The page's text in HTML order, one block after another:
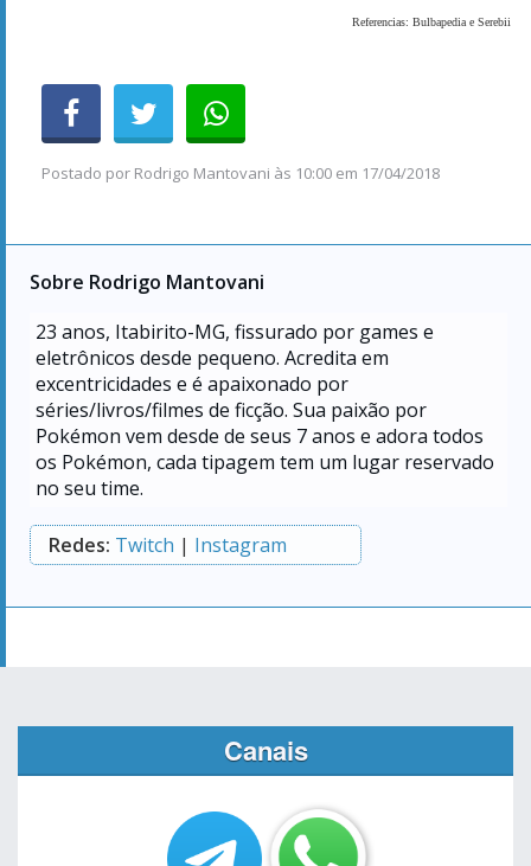
Referencias: Bulbapedia e Serebii
Postado por Rodrigo Mantovani às 10:00 em 17/04/2018
Sobre Rodrigo Mantovani
23 anos, Itabirito-MG, fissurado por games e
eletrônicos desde pequeno. Acredita em
excentricidades e é apaixonado por
séries/livros/filmes de ficção. Sua paixão por
Pokémon vem desde de seus 7 anos e adora todos
os Pokémon, cada tipagem tem um lugar reservado
no seu time.
Redes: Twitch | Instagram
Canais